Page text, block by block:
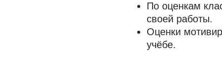
По оценкам
своей работы.
Оценки
учёбе.